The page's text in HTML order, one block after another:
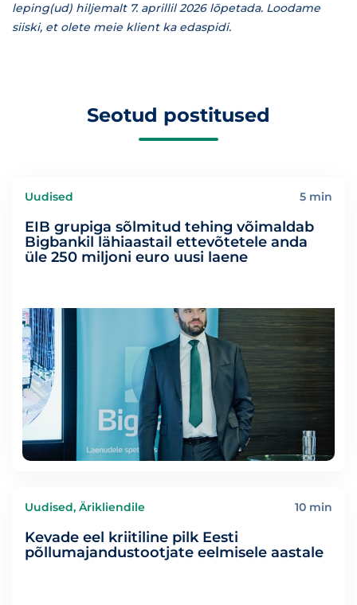
leping(ud) hiljemalt 7. aprillil 2026 lõpetada. Loodame
siiski, et olete meie klient ka edaspidi.
Seotud postitused
Uudised 5 min
EIB grupiga sõlmitud tehing võimaldab
Bigbankil lähiaastail ettevõtetele anda
üle 250 miljoni euro uusi laene
Uudised, Ärikliendile 10 min
Kevade eel kriitiline pilk Eesti
põllumajandustootjate eelmisele aastale